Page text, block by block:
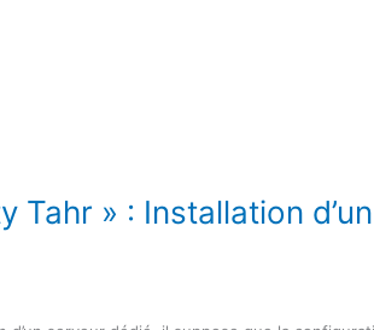
Tahr » : Installation d’un